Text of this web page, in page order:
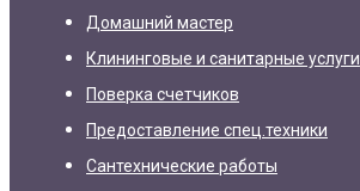
Домашний мастер
Клининговые и санитарные услуги
Поверка счетчиков
Предоставление спец.техники
Сантехнические работы